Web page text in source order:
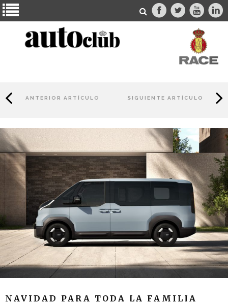
ANTERIOR ARTÍCULO SIGUIENTE ARTÍCULO
NAVIDAD PARA TODA LA FAMILIA